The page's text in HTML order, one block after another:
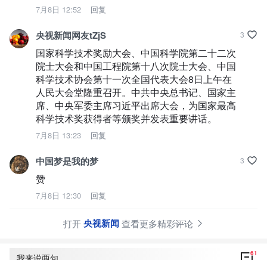
7月8日 12:52 回复
央视新闻网友tZjS
国家科学技术奖励大会、中国科学院第二十二次
院士大会和中国工程院第十八次院士大会、中国
科学技术协会第十一次全国代表大会8日上午在
人民大会堂隆重召开。中共中央总书记、国家主
席、中央军委主席习近平出席大会，为国家最高
科学技术奖获得者等颁奖并发表重要讲话。
7月8日 13:23 回复
3
中国梦是我的梦
赞
7月8日 12:30 回复
3
打开央视新闻查看更多精彩评论
我来说两句 61